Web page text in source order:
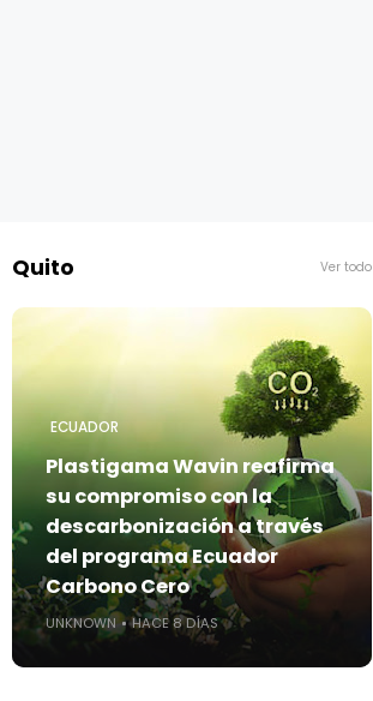
Quito Ver todo
ECUADOR
Plastigama Wavin reafirma
su compromiso con la
descarbonización a través
del programa Ecuador
Carbono Cero
UNKNOWN HACE 8 DÍAS